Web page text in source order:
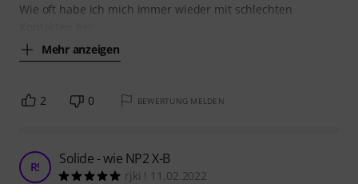
Wie oft habe ich mich immer wieder mit schlechten
Mehr anzeigen
2 0 BEWERTUNG MELDEN
R! Solide - wie NP2 X-B
rjki ! 11.02.2022